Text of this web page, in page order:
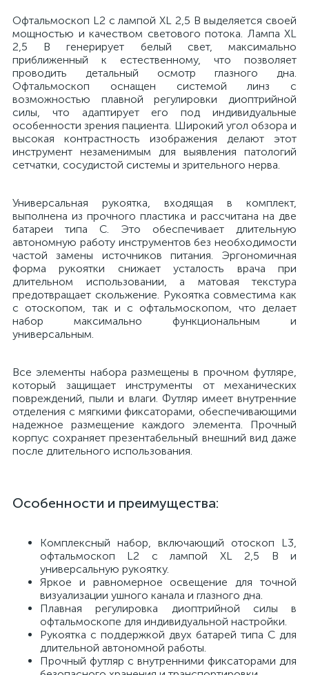
Офтальмоскоп L2 с лампой XL 2,5 В выделяется своей
мощностью и качеством светового потока. Лампа XL
2,5 В генерирует белый свет, максимально
приближенный к естественному, что позволяет
проводить детальный осмотр глазного дна.
Офтальмоскоп оснащен системой линз с
возможностью плавной регулировки диоптрийной
силы, что адаптирует его под индивидуальные
особенности зрения пациента. Широкий угол обзора и
высокая контрастность изображения делают этот
инструмент незаменимым для выявления патологий
сетчатки, сосудистой системы и зрительного нерва.
Универсальная рукоятка, входящая в комплект,
выполнена из прочного пластика и рассчитана на две
батареи типа С. Это обеспечивает длительную
автономную работу инструментов без необходимости
частой замены источников питания. Эргономичная
форма рукоятки снижает усталость врача при
длительном использовании, а матовая текстура
предотвращает скольжение. Рукоятка совместима как
с отоскопом, так и с офтальмоскопом, что делает
набор максимально функциональным и
универсальным.
Все элементы набора размещены в прочном футляре,
который защищает инструменты от механических
повреждений, пыли и влаги. Футляр имеет внутренние
отделения с мягкими фиксаторами, обеспечивающими
надежное размещение каждого элемента. Прочный
корпус сохраняет презентабельный внешний вид даже
после длительного использования.
Особенности и преимущества:
Комплексный набор, включающий отоскоп L3,
офтальмоскоп L2 с лампой XL 2,5 В и
универсальную рукоятку.
Яркое и равномерное освещение для точной
визуализации ушного канала и глазного дна.
Плавная регулировка диоптрийной силы в
офтальмоскопе для индивидуальной настройки.
Рукоятка с поддержкой двух батарей типа С для
длительной автономной работы.
Прочный футляр с внутренними фиксаторами для